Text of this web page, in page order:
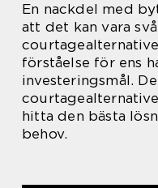
En nackdel med
att det kan vara
förståelse för ens
investeringsmål.
hitta den bästa
behov.